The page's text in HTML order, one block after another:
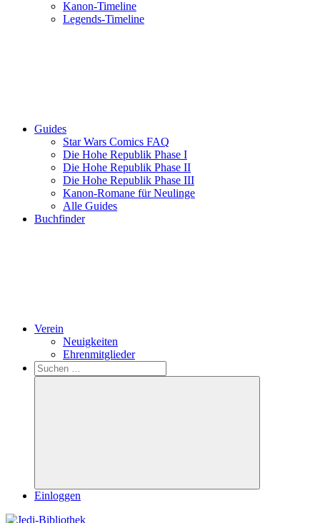
Kanon-Timeline
Legends-Timeline
Guides
Star Wars Comics FAQ
Die Hohe Republik Phase I
Die Hohe Republik Phase II
Die Hohe Republik Phase III
Kanon-Romane für Neulinge
Alle Guides
Buchfinder
Verein
Neuigkeiten
Ehrenmitglieder
Search
Suchen
nach:
Suchen
Einloggen